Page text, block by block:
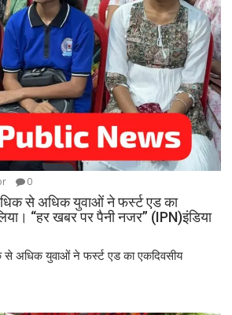
0
से अधिक युवाओं ने फर्स्ट एड का
“हर खबर पर पैनी नजर” (IPN)इंडिया
से अधिक युवाओं ने फर्स्ट एड का एकदिवसीय